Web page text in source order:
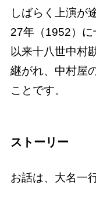
しばらく上演が
27年（1952）に
以来十八世中村
継がれ、中村屋
ことです。
ストーリー
お話は、大名一